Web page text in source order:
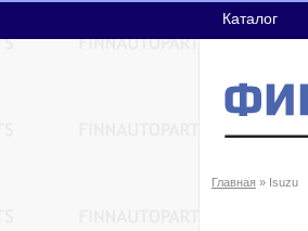
Каталог
Главная » Isuzu